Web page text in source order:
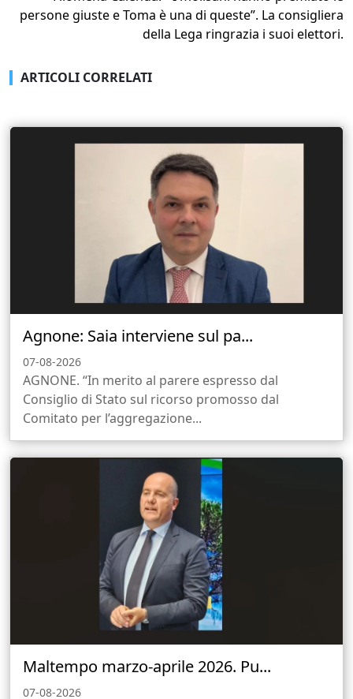
persone giuste e Toma è una di queste”. La consigliera
della Lega ringrazia i suoi elettori.
ARTICOLI CORRELATI
Agnone: Saia interviene sul pa...
07-08-2026
AGNONE. “In merito al parere espresso dal
Consiglio di Stato sul ricorso promosso dal
Comitato per l’aggregazione...
Maltempo marzo-aprile 2026. Pu...
07-08-2026